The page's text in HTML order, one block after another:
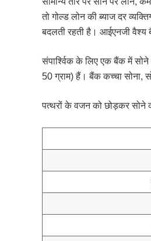
तो गोल्ड लोन की ब्याज दर
बदलती रहती है। आईएनजी वैश्य
संपार्श्विक के लिए एक बैंक में
50 ग्राम) हैं। बैंक कच्चा सोना,
पत्थरों के वजन को छोड़कर सोने